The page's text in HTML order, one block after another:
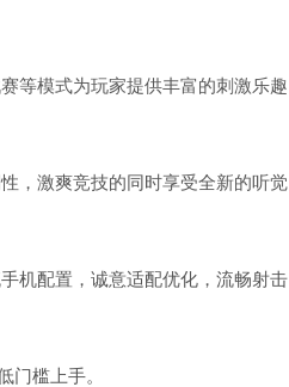
等模式为玩家提供丰富的刺激乐趣
，激爽竞技的同时享受全新的听觉
机配置，诚意适配优化，流畅射击
槛上手。